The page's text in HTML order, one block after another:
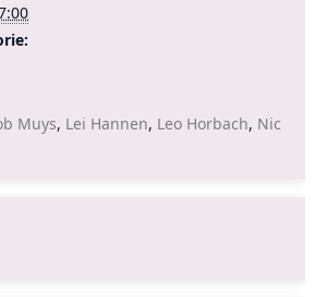
Muys, Lei Hannen, Leo Horbach, Nic